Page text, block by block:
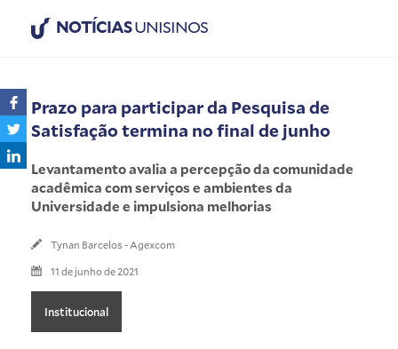
NOTÍCIASUNISINOS
Prazo para participar da Pesquisa de
Satisfação termina no final de junho
Levantamento avalia a percepção da comunidade
acadêmica com serviços e ambientes da
Universidade e impulsiona melhorias
Tynan Barcelos - Agexcom
11 de junho de 2021
Institucional